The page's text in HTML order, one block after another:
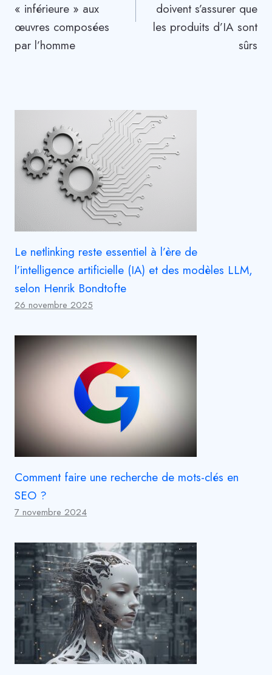
« inférieure » aux
œuvres composées
par l’homme
doivent s’assurer que
les produits d’IA sont
sûrs
Le netlinking reste essentiel à l’ère de
l’intelligence artificielle (IA) et des modèles LLM,
selon Henrik Bondtofte
26 novembre 2025
Comment faire une recherche de mots-clés en
SEO ?
7 novembre 2024